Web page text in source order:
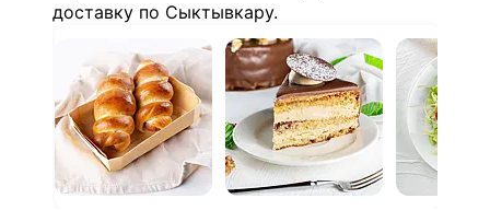
доставку по Сыктывкару.